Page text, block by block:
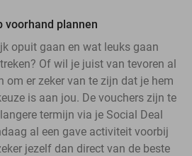
voorhand plannen
opuit gaan en wat leuks gaan
Of wil je juist van tevoren al
om er zeker van te zijn dat je hem
is aan jou. De vouchers zijn te
termijn via je Social Deal
al een gave activiteit voorbij
jezelf dan direct van de beste